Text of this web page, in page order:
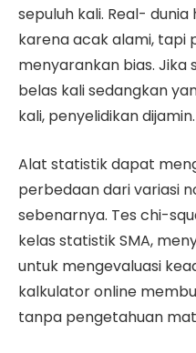
sepuluh kali. Real-
karena acak alami, tapi
menyarankan bias. Jika
belas kali sedangkan
kali, penyelidikan dijamin.
Alat statistik dapat
perbedaan dari variasi
sebenarnya. Tes chi-
kelas statistik SMA,
untuk mengevaluasi
kalkulator online
tanpa pengetahuan